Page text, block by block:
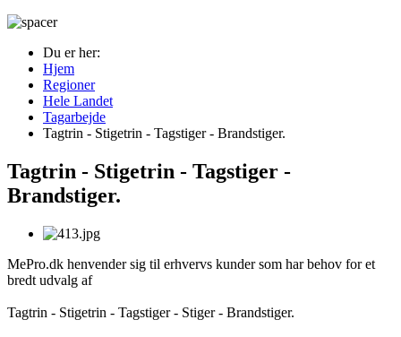
Du er her:
Hjem
Regioner
Hele Landet
Tagarbejde
Tagtrin - Stigetrin - Tagstiger - Brandstiger.
Tagtrin - Stigetrin - Tagstiger -
Brandstiger.
MePro.dk henvender sig til erhvervs kunder som har behov for et
bredt udvalg af
Tagtrin - Stigetrin - Tagstiger - Stiger - Brandstiger.